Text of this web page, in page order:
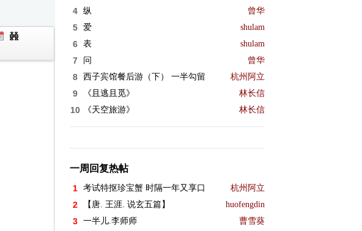
4 纵 曾华
5 爱 shulam
6 表 shulam
7 问 曾华
8 西子宾馆餐后游（下） 一半勾留 杭州阿立
9 《且逃且觅》 林长信
10 《天空旅游》 林长信
一周回复热帖
1 考试特抠珍宝蟹 时隔一年又享口 杭州阿立
2 【唐. 王涯. 说玄五篇】 huofengdin
3 一半儿.李师师 曹雪葵